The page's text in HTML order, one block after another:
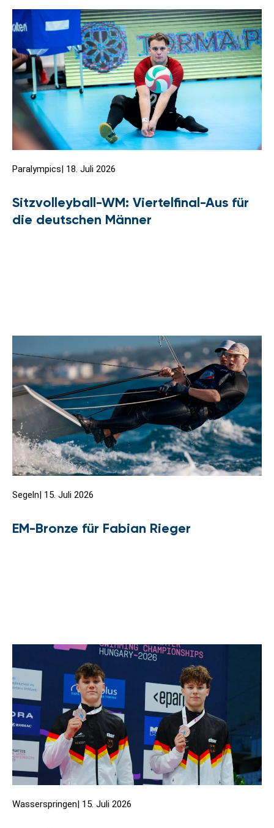
Paralympics| 18. Juli 2026
Sitzvolleyball-WM: Viertelfinal-Aus für
die deutschen Männer
Segeln 15. Juli 2026
EM-Bronze für Fabian Rieger
Wasserspringen| 15. Juli 2026